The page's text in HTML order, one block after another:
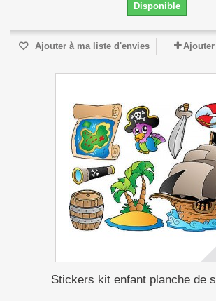
Disponible
Ajouter à ma liste d'envies
Stickers kit enfant planche de